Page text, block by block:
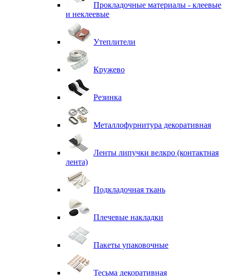
Прокладочные материалы - клеевые
и неклеевые
Утеплители
Кружево
Резинка
Металлофурнитура декоративная
Ленты липучки велкро (контактная
лента)
Подкладочная ткань
Плечевые накладки
Пакеты упаковочные
Тесьма декоративная